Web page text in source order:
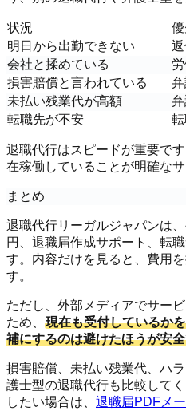
状況
明日から出勤できない
会社と揉めている
損害賠償と言われている
未払い残業代が高額
転職先が不安
退職代行はスピードが重要で
在稼働していることが明確な
まとめ
退職代行リーガルジャパンは
円、退職届作成サポート、転
す。内容だけを見ると、費用
す。
ただし、外部メディアでサー
ため、 現在も受付しているか
補にするのは避けたほうが安
損害賠償、未払い残業代、ハ
護士型の退職代行も比較して
したい場合は、 退職届PDFメ